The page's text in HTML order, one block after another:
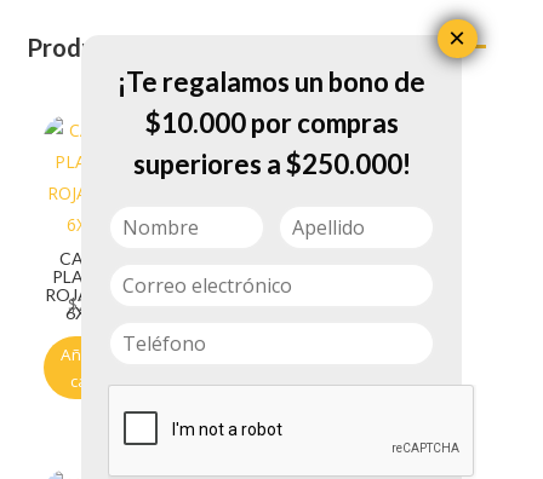
Productos relacionados
CADENA
PLASTICA
ROJA 5/16 X
6X1MT
$2.200
Añadir al
carrito
ASPERSOR
Añadir al
¡Te regalamos un bono de
$10.000 por compras
superiores a $250.000!
×